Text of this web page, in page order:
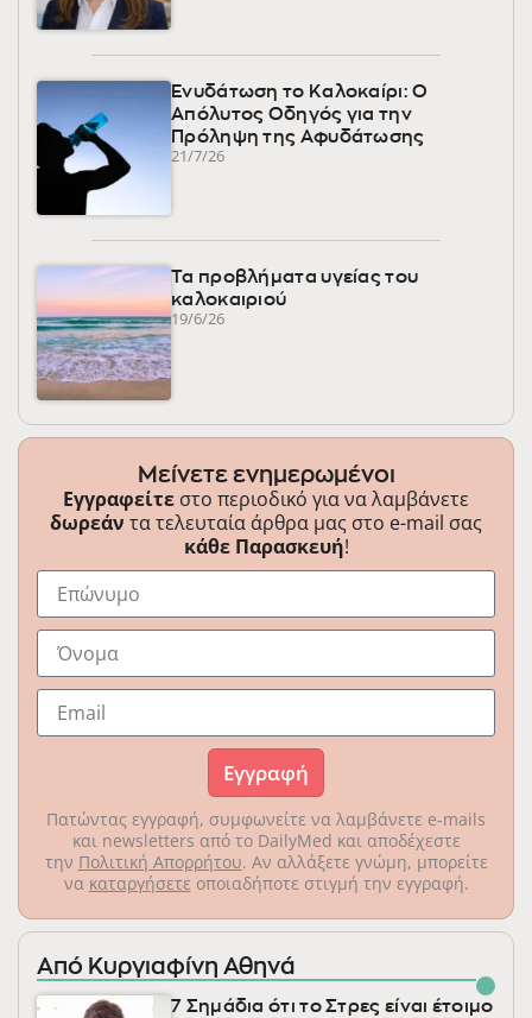
Ενυδάτωση το Καλοκαίρι: Ο
Απόλυτος Οδηγός για την
Πρόληψη της Αφυδάτωσης
21/7/26
Τα προβλήματα υγείας του
καλοκαιριού
19/6/26
Μείνετε ενημερωμένοι
Εγγραφείτε στο περιοδικό για να λαμβάνετε
δωρεάν τα τελευταία άρθρα μας στο e-mail σας
κάθε Παρασκευή!
Εγγραφή
Πατώντας εγγραφή, συμφωνείτε να λαμβάνετε e-mails
και newsletters από το DailyMed και αποδέχεστε
την Πολιτική Απορρήτου. Αν αλλάξετε γνώμη, μπορείτε
να καταργήσετε οποιαδήποτε στιγμή την εγγραφή.
Από Κυργιαφίνη Αθηνά
7 Σημάδια ότι το Στρες είναι έτοιμο